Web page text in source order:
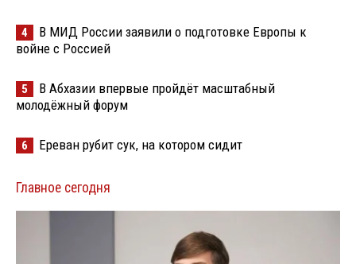
4
В МИД России заявили о подготовке Европы к
войне с Россией
5
В Абхазии впервые пройдёт масштабный
молодёжный форум
6 Ереван рубит сук, на котором сидит
Главное сегодня